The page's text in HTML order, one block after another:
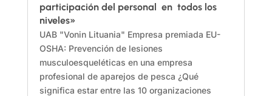
participación del personal en todos los
niveles»
UAB "Vonin Lituania" Empresa premiada EU-
OSHA: Prevención de lesiones
musculoesqueléticas en una empresa
profesional de aparejos de pesca ¿Qué
significa estar entre las 10 organizaciones